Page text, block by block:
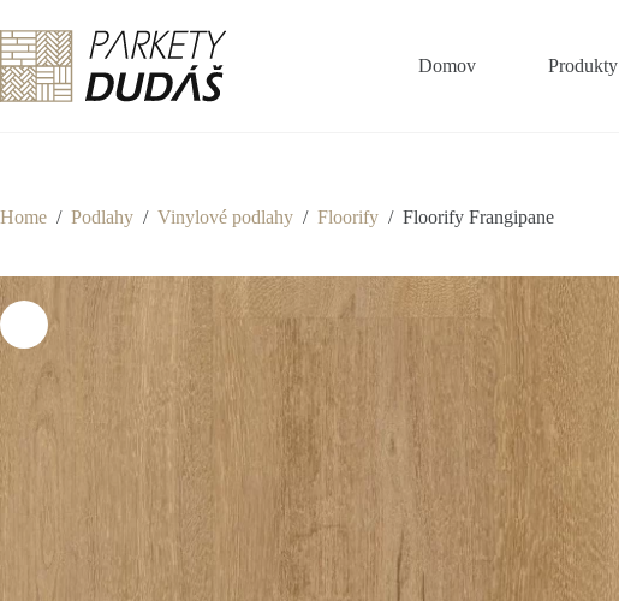
to
content
Domov Produkty
Home / Podlahy / Vinylové podlahy / Floorify / Floorify Frangipane